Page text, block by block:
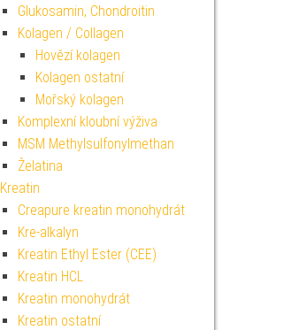
Glukosamin, Chondroitin
Kolagen / Collagen
Hovězí kolagen
Kolagen ostatní
Mořský kolagen
Komplexní kloubní výživa
MSM Methylsulfonylmethan
Želatina
Kreatin
Creapure kreatin monohydrát
Kre-alkalyn
Kreatin Ethyl Ester (CEE)
Kreatin HCL
Kreatin monohydrát
Kreatin ostatní